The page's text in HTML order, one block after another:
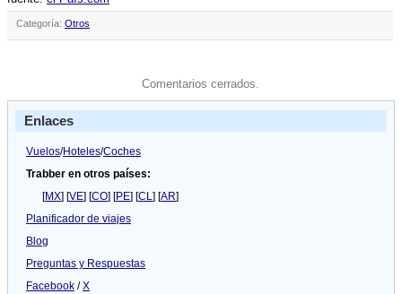
Categoría: Otros
Comentarios cerrados.
Enlaces
Vuelos/Hoteles/Coches
Trabber en otros países:
[MX] [VE] [CO] [PE] [CL] [AR]
Planificador de viajes
Blog
Preguntas y Respuestas
Facebook /X